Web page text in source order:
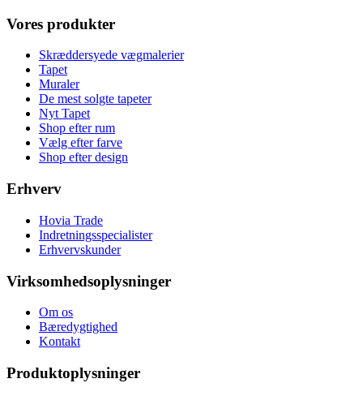
Vores produkter
Skræddersyede vægmalerier
Tapet
Muraler
De mest solgte tapeter
Nyt Tapet
Shop efter rum
Vælg efter farve
Shop efter design
Erhverv
Hovia Trade
Indretningsspecialister
Erhvervskunder
Virksomhedsoplysninger
Om os
Bæredygtighed
Kontakt
Produktoplysninger